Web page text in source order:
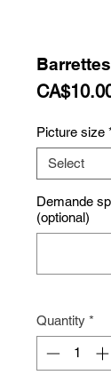
Picture size
Demande
(optional)
Quantity *